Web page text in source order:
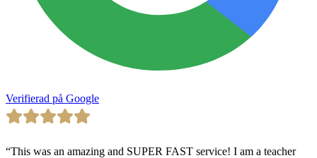
Verifierad på Google
“This was an amazing and SUPER FAST service! I am a teacher